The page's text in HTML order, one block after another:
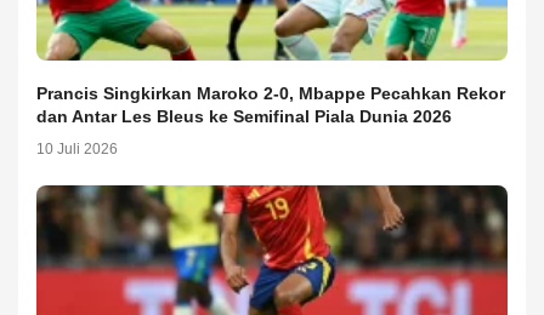
Prancis Singkirkan Maroko 2-0, Mbappe Pecahkan Rekor
dan Antar Les Bleus ke Semifinal Piala Dunia 2026
10 Juli 2026